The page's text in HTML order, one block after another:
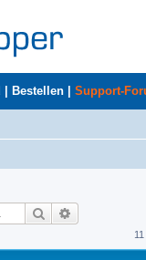
Bestellen Support-
Suche